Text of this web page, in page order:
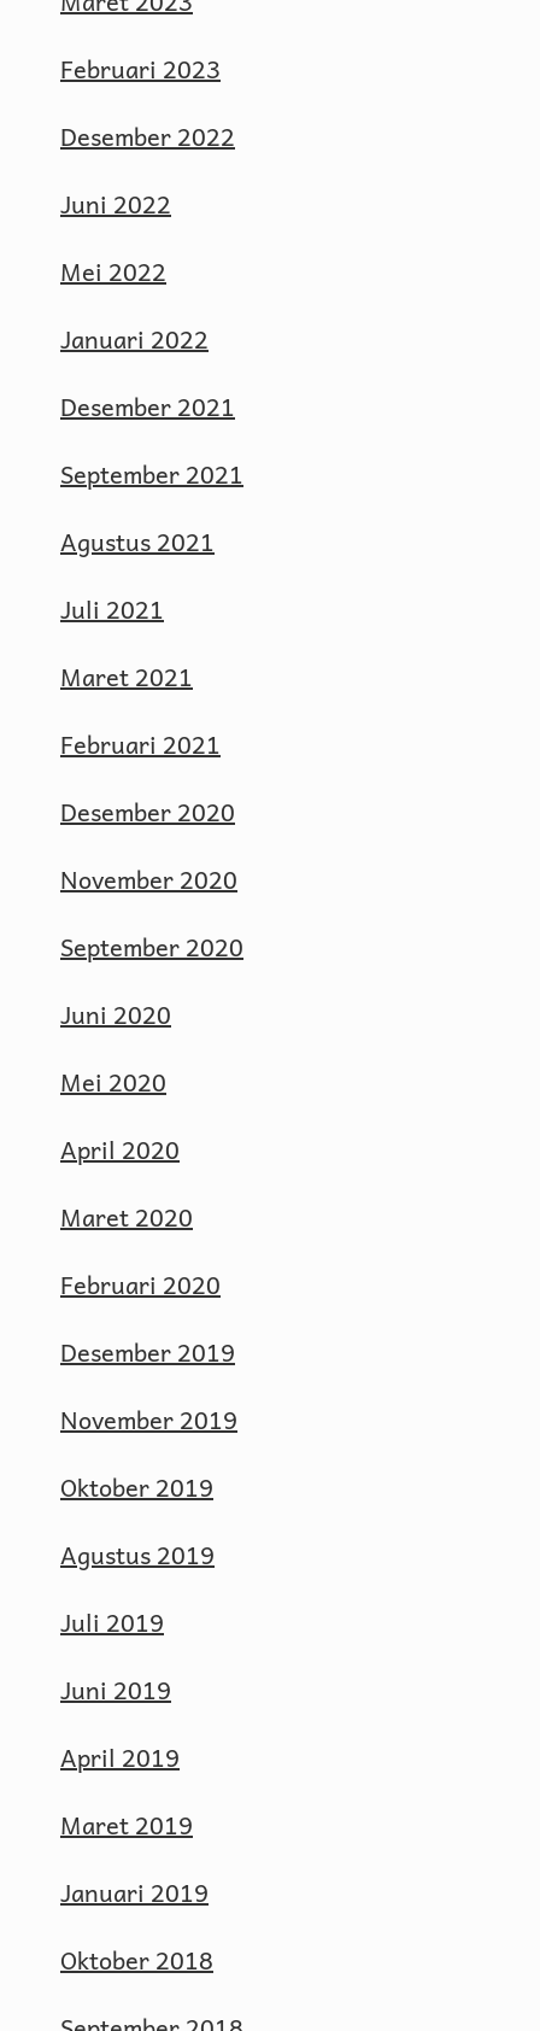
Februari 2023
Desember 2022
Juni 2022
Mei 2022
Januari 2022
Desember 2021
September 2021
Agustus 2021
Juli 2021
Maret 2021
Februari 2021
Desember 2020
November 2020
September 2020
Juni 2020
Mei 2020
April 2020
Maret 2020
Februari 2020
Desember 2019
November 2019
Oktober 2019
Agustus 2019
Juli 2019
Juni 2019
April 2019
Maret 2019
Januari 2019
Oktober 2018